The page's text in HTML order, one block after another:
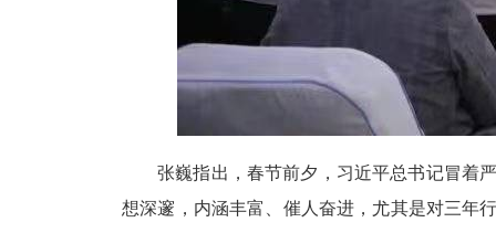
张巍指出，春节前夕，习近平总书记冒着
想深邃，内涵丰富、催人奋进，尤其是对三年